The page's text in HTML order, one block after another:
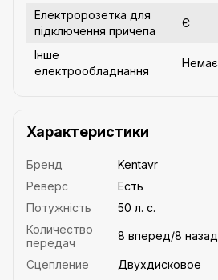
Електророзетка для
підключення причепа
Є
Інше
електрообладнання
Немає
Характеристики
Бренд
Kentavr
Реверс
Есть
Потужність
50 л. с.
Количество
передач
8 вперед/8 назад
Сцепление Двухдисковое